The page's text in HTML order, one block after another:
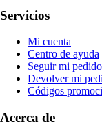
Servicios
Mi cuenta
Centro de ayuda
Seguir mi pedido
Devolver mi
Códigos
Acerca de